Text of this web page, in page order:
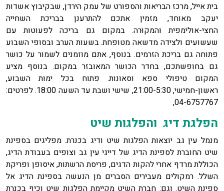
בית אייל, מרכז הבריאות והספורט של עמק הירדן, שבקיבוץ אשדות
יעקב מאוחד, מזמין אתכם להתרענן בבריכת השחייה
החצי-אולימפית והמקוּרה. במקום גם בריכה לפעוטות עם
שעשועים ולצידה מדשאה מטופחת. בשעות הערב ובסופי השבוע
פתוחה גם בריכת הזרמים. בנוסף, אתם מוזמנים לשמור על כושר
גם בחופשתכם, בחדר הכושר המאובזר במקום. בנוסף מציע
המקום טיפולי ספא וסאונות. פתוח בכל ימות השבוע,
ראשון-חמישי, 21:00-5:30, שישי ושבת עד השעה 18:00. לפרטים:
04-6757767,
הפלגת דיג והפלגות שיט
מנמל עין גב יוצאות הפלגות שיט ודיג בכנרת. מפליגים בספינת
שיט החוברת לספינת הדיג של דייגי עין גב וצופים בעבודת הדיג,
הכוללת מרדף אחרי להקות הדגים, פריסת הרשתות, איסופן ופריקת
השלל. רמקולים מעבירים הסברים מן הנעשה בספינת הדיג אל
ספינת השיט. וגם: חברת השיט מקיימת הפלגות שיט וכיף בכנרת